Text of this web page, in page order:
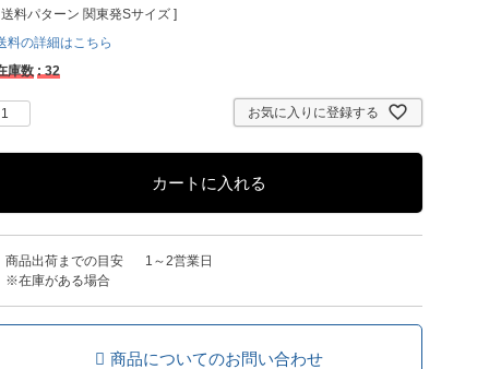
送料パターン 関東発Sサイズ
料の詳細はこちら
庫数 32
お気に入りに登録する
カートに入れる
商品出荷までの目安
※在庫がある場合
1～2営業日
商品についてのお問い合わせ